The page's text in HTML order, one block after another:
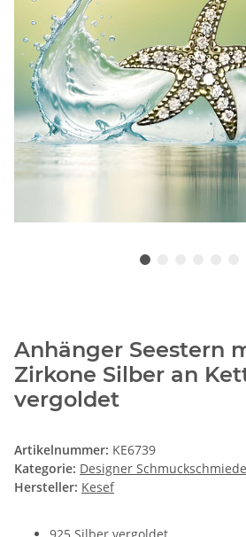
Anhänger Seestern
Zirkone Silber an
vergoldet
Artikelnummer: KE6739
Kategorie: Designer Schmuckschmiede
Hersteller: Kesef